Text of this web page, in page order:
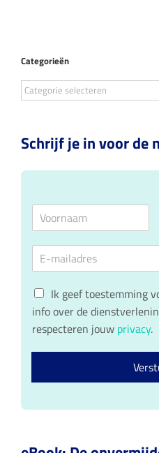
Categorieën
Categorieën
Schrijf je in voor de
N
V
o
r
a
a
m
E
l
*
G
D
P
R
*
Ik geef toestemming
info over de
respecteren jouw privacy.